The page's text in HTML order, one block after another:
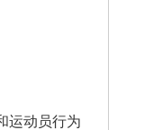
运动员行为